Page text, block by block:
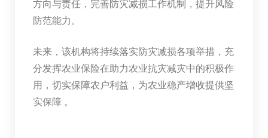
方向与责任，完善防灾减损工作机制，提升风险
防范能力。
未来，该机构将持续落实防灾减损各项举措，充
分发挥农业保险在助力农业抗灾减灾中的积极作
用，切实保障农户利益，为农业稳产增收提供坚
实保障 。